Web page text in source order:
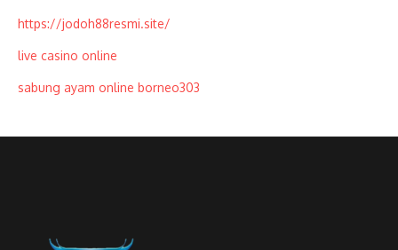
https://jodoh88resmi.site/
live casino online
sabung ayam online borneo303